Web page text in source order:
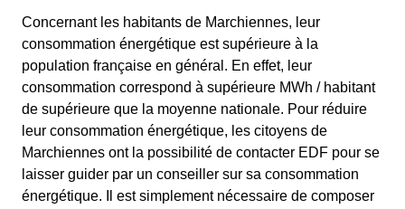
Concernant les habitants de Marchiennes, leur
consommation énergétique est supérieure à la
population française en général. En effet, leur
consommation correspond à supérieure MWh / habitant
de supérieure que la moyenne nationale. Pour réduire
leur consommation énergétique, les citoyens de
Marchiennes ont la possibilité de contacter EDF pour se
laisser guider par un conseiller sur sa consommation
énergétique. Il est simplement nécessaire de composer